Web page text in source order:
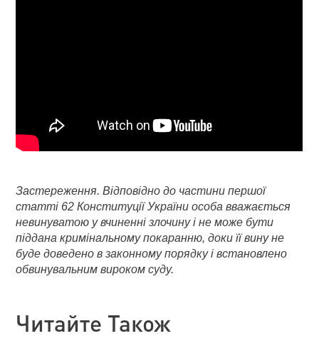
Застереження. Відповідно до частини першої
статті 62 Конституції України особа вважається
невинуватою у вчиненні злочину і не може бути
піддана кримінальному покаранню, доки її вину не
буде доведено в законному порядку і встановлено
обвинувальним вироком суду.
Читайте Також